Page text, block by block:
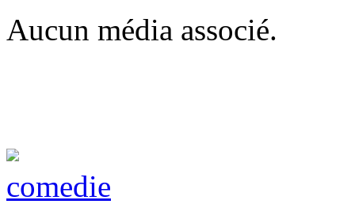
Aucun média associé.
comedie